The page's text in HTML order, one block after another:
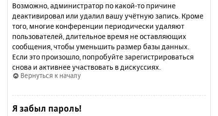
Возможно, администратор по какой-то причине
деактивировал или удалил вашу учётную запись. Кроме
того, многие конференции периодически удаляют
пользователей, длительное время не оставляющих
сообщения, чтобы уменьшить размер базы данных.
Если это произошло, попробуйте зарегистрироваться
снова и активнее участвовать в дискуссиях.
Вернуться к началу
Я забыл пароль!